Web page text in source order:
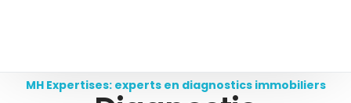
MH Expertises: experts en diagnostics immobiliers